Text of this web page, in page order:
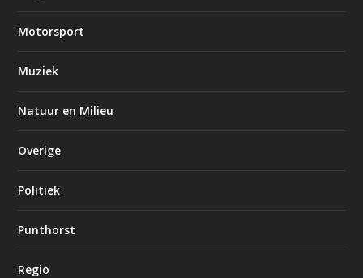
Motorsport
Muziek
Natuur en Milieu
Overige
Politiek
Punthorst
Regio